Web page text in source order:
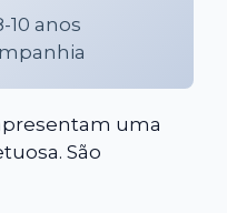
10 anos
uma
São